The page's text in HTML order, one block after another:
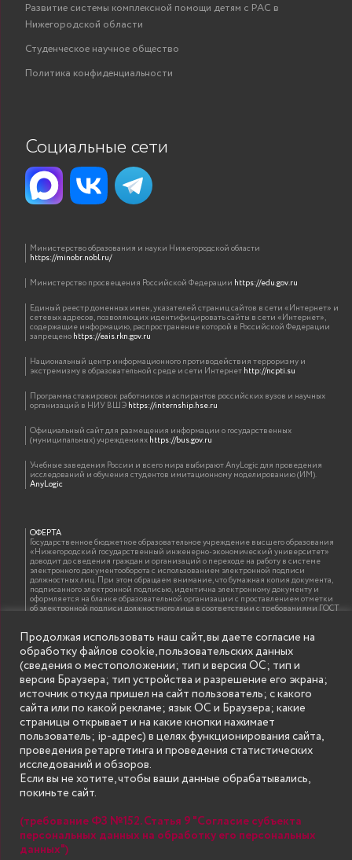
Развитие системы комплексной помощи детям с РАС в
Нижегородской области
Студенческое научное общество
Политика конфиденциальности
Социальные сети
Министерство образования и науки Нижегородской области
https://minobr.nobl.ru/
Министерство просвещения Российской Федерации https://edu.gov.ru
Единый реестр доменных имен, указателей страниц сайтов в сети «Интернет» и
сетевых адресов, позволяющих идентифицировать сайты в сети «Интернет»,
содержащие информацию, распространение которой в Российской Федерации
запрещеноhttps://eais.rkn.gov.ru
Национальный центр информационного противодействия терроризму и
экстремизму в образовательной среде и сети Интернетhttp://ncpti.su
Программа стажировок работников и аспирантов российских вузов и научных
организаций в НИУ ВШЭhttps://internship.hse.ru
Официальный сайт для размещения информации о государственных
(муниципальных) учрежденияхhttps://bus.gov.ru
Учебные заведения России и всего мира выбирают AnyLogic для проведения
исследований и обучения студентов имитационному моделированию (ИМ).
AnyLogic
ОФЕРТА
Государственное бюджетное образовательное учреждение высшего образования
«Нижегородский государственный инженерно-экономический университет»
доводит до сведения граждан и организаций о переходе на работу в системе
электронного документооборота с использованием электронной подписи
должностных лиц. При этом обращаем внимание, что бумажная копия документа,
подписанного электронной подписью, идентична электронному документу и
оформляется на бланке образовательной организации с проставлением отметки
об электронной подписи должностного лица в соответствии с требованиями ГОСТ
ИНФОРМАЦИЯ ДЛЯ ПРАВООБЛАДАТЕЛЕЙ
Все права на аудио и видео материалы, представленные на нашем сайте
принадлежат их законным владельцам и предназначены только для ознакомления.
Наличие материалов на сайте никаким образом не претендует на обозначение
нашего авторского права на данные материалы. Авторы не несут ответственности
за возможные последствия использования их в целях, запрещенных Уголовным
Кодексом Российской Федерации. Если вы соглашаетесь с указанными
условиями, то можете приступить к просмотру материалов. Иначе вы должны
немедленно покинуть сайт. Все материалы, размещенные на сайте, взяты с
открытых (общедоступных) источников. Если Вы являетесь правообладателем
какого-либо материала, размещённого на этом сайте, и не хотели бы чтобы данная
информация распространялась без Вашего на то согласия, то мы будем рады
оказать Вам содействие, удалив соответствующие страницы. Для этого достаточно,
чтобы вы прислали нам письмо (в электронном виде) с E-mail официального
страницы сайта, которые необходимо удалить.
Продолжая использовать наш сайт, вы даете согласие на
обработку файлов cookie, пользовательских данных
(сведения о местоположении; тип и версия ОС; тип и
версия Браузера; тип устройства и разрешение его экрана;
источник откуда пришел на сайт пользователь; с какого
сайта или по какой рекламе; язык ОС и Браузера; какие
страницы открывает и на какие кнопки нажимает
пользователь; ip-адрес) в целях функционирования сайта,
проведения ретаргетинга и проведения статистических
исследований и обзоров.
Если вы не хотите, чтобы ваши данные обрабатывались,
покиньте сайт.
(требование ФЗ №152. Статья 9 "Согласие субъекта
персональных данных на обработку его персональных
данных")